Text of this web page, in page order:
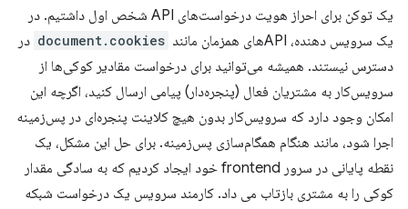
یک توکن برای احراز هویت درخواست‌های API شخص اول داشتیم. در
یک سرویس دهنده، APIهای همزمان مانند
document.cookies در
دسترس نیستند. همیشه می‌توانید برای درخواست مقادیر کوکی‌ها از
سرویس‌کار به مشتریان فعال (پنجره‌دار) پیامی ارسال کنید، اگرچه این
امکان وجود دارد که سرویس‌کار بدون هیچ کلاینت پنجره‌ای در پس‌زمینه
اجرا شود، مانند هنگام همگام‌سازی پس‌زمینه. برای حل این مشکل، یک
نقطه پایانی در سرور frontend خود ایجاد کردیم که به سادگی مقدار
کوکی را به مشتری بازتاب می داد. کارمند سرویس یک درخواست شبکه